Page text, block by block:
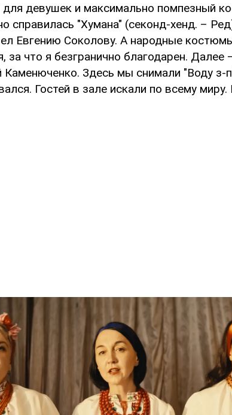
девушек и максимально помпезный
справилась "Хумана" (секонд-хенд. –
Евгению Соколову. А народные
за что я безгранично благодарен. Далее
Здесь мы снимали "Воду з-
Гостей в зале искали по всему